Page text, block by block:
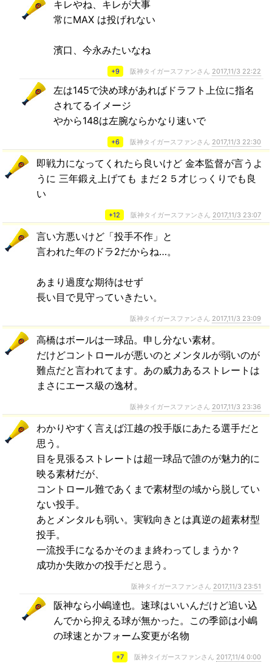
キレやね、キレが大事
常にMAX は投げれない
濱口、今永みたいなね
+9 阪神タイガースファンさん 2017,11/3 22:22
左は145で決め球があればドラフト上位に指名
されてるイメージ
やから148は左腕ならかなり速いで
+6 阪神タイガースファンさん 2017,11/3 22:30
即戦力になってくれたら良いけど 金本監督が言うよ
うに 三年鍛え上げても まだ２５才じっくりでも良
い
+12 阪神タイガースファンさん 2017,11/3 23:07
言い方悪いけど「投手不作」と
言われた年のドラ2だからね…。
あまり過度な期待はせず
長い目で見守っていきたい。
阪神タイガースファンさん 2017,11/3 23:09
高橋はボールは一球品。申し分ない素材。
だけどコントロールが悪いのとメンタルが弱いのが
難点だと言われてます。あの威力あるストレートは
まさにエース級の逸材。
阪神タイガースファンさん 2017,11/3 23:36
わかりやすく言えば江越の投手版にあたる選手だと
思う。
目を見張るストレートは超一球品で誰のが魅力的に
映る素材だが、
コントロール難であくまで素材型の域から脱してい
ない投手。
あとメンタルも弱い。実戦向きとは真逆の超素材型
投手。
一流投手になるかそのまま終わってしまうか？
成功か失敗かの投手だと思う。
阪神タイガースファンさん 2017,11/3 23:51
阪神なら小嶋達也。速球はいいんだけど追い込
んでから抑える球が無かった。この季節は小嶋
の球速とかフォーム変更が名物
+7 阪神タイガースファンさん 2017,11/4 0:00